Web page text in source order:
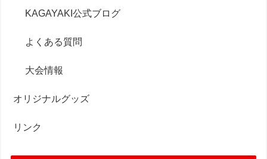
KAGAYAKI公式ブログ
よくある質問
大会情報
オリジナルグッズ
リンク